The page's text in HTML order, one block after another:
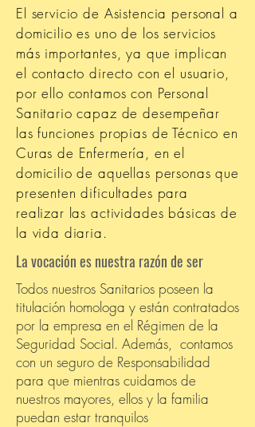
El servicio de Asistencia personal a
domicilio es uno de los servicios
más importantes, ya que implican
el contacto directo con el usuario,
por ello contamos con Personal
Sanitario capaz de desempeñar
las funciones propias de Técnico en
Curas de Enfermería, en el
domicilio de aquellas personas que
presenten dificultades para
realizar las actividades básicas de
la vida diaria.
La vocación es nuestra razón de ser
Todos nuestros Sanitarios poseen la
titulación homologa y están contratados
por la empresa en el Régimen de la
Seguridad Social. Además, contamos
con un seguro de Responsabilidad
para que mientras cuidamos de
nuestros mayores, ellos y la familia
puedan estar tranquilos